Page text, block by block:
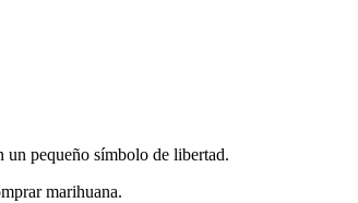
un pequeño símbolo de libertad.
marihuana.